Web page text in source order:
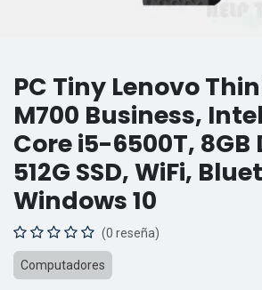
PC Tiny Lenovo
M700 Business,
Core i5-6500T, 8GB
512G SSD, WiFi,
Windows 10
(0 reseña)
Computadores